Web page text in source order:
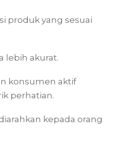
produk yang sesuai
lebih akurat.
konsumen aktif
perhatian.
kepada orang